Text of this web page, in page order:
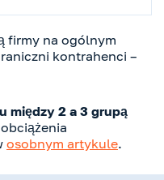
firmy na ogólnym
kontrahenci –
między 2 a 3 grupą
osobnym artykule.